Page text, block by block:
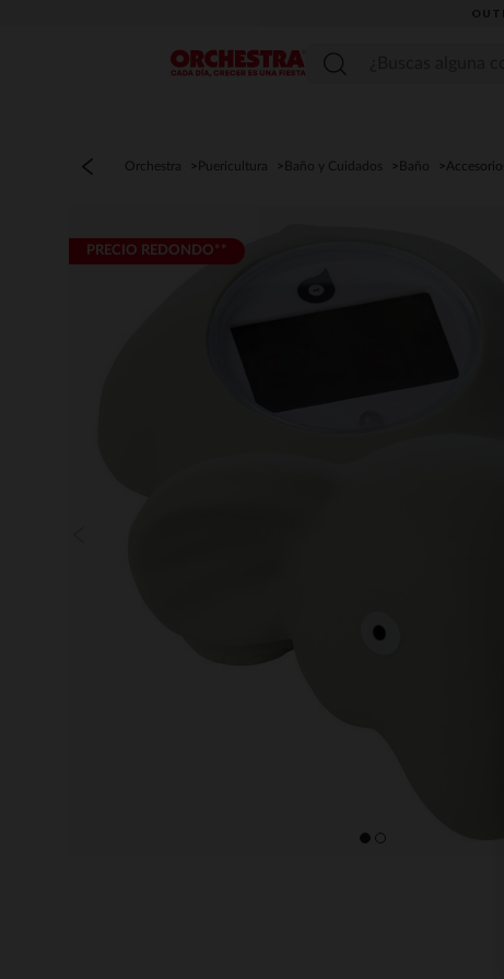
Menú
Orchestra Puericultura Baño y Cuidados Baño
PRECIO REDONDO**